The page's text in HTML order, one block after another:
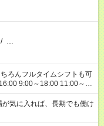
/ …
9:00～18:00 11:00～
ん ※法令に基づき、週20時
なります ※労働者派遣法
時間・短期間の就業はご
気に入れば、長期でも働け